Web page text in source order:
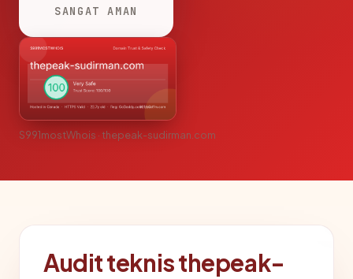
SANGAT AMAN
S991mostWhois · thepeak-sudirman.com
Audit teknis thepeak-